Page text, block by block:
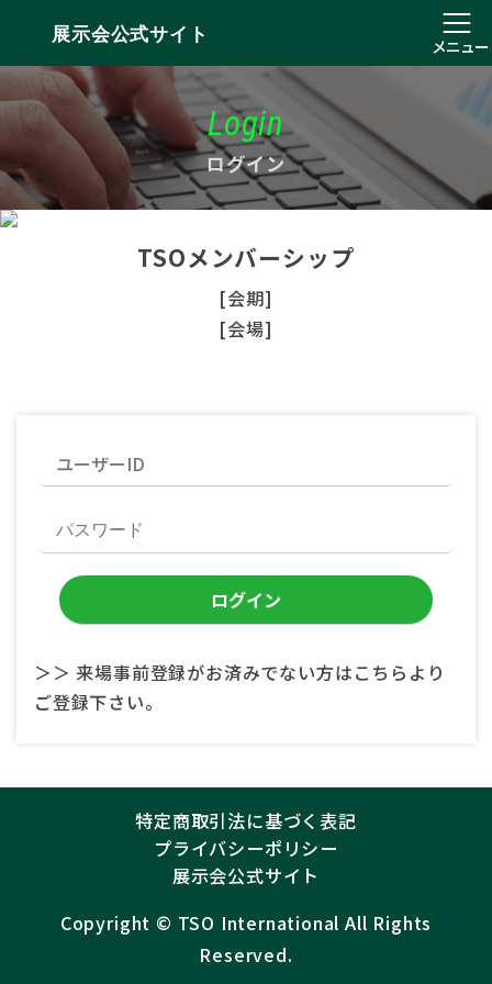
展示会公式サイト
メニュー
Login
ログイン
TSOメンバーシップ
[会期]
[会場]
＞＞ 来場事前登録がお済みでない方はこちらより
ご登録下さい。
特定商取引法に基づく表記
プライバシーポリシー
展示会公式サイト
Copyright ©︎ TSO International All Rights
Reserved.